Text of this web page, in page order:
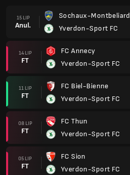
15 LIP
Anul.
Sochaux-Montbeliard
Yverdon-Sport FC
14 LIP
FT
FC Annecy
Yverdon-Sport FC
11 LIP
FT
FC Biel-Bienne
Yverdon-Sport FC
08 LIP
FT
FC Thun
Yverdon-Sport FC
05 LIP
FT
FC Sion
Yverdon-Sport FC